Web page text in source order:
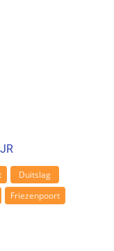
Duitslag
Friezenpoort